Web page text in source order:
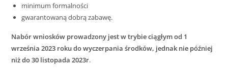
minimum formalności
gwarantowaną dobrą zabawę.
Nabór wniosków prowadzony jest w trybie ciągłym od 1
września 2023 roku do wyczerpania środków, jednak nie później
niż do 30 listopada 2023r.